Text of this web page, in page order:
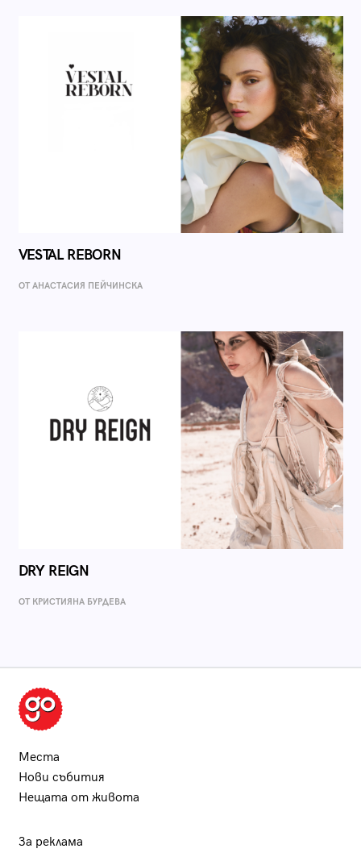
VESTAL REBORN
ОТ AНАСТАСИЯ ПЕЙЧИНСКА
DRY REIGN
ОТ КРИСТИЯНА БУРДЕВА
Места
Нови събития
Нещата от живота
За реклама